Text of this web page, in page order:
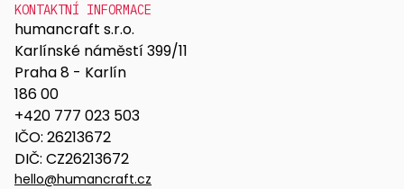
KONTAKTNÍ INFORMACE
humancraft s.r.o.
Karlínské náměstí 399/11
Praha 8 - Karlín
186 00
+420 777 023 503
IČO: 26213672
DIČ: CZ26213672
hello@humancraft.cz